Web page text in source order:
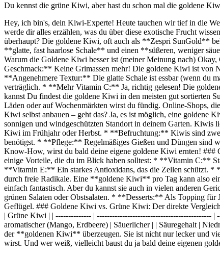
Du kennst die grüne Kiwi, aber hast du schon mal die goldene
Hey, ich bin's, dein Kiwi-Experte! Heute tauchen wir tief in die
werde dir alles erzählen, was du über diese exotische Frucht
überhaupt? Die goldene Kiwi, oft auch als **Zespri SunGold**
**glatte, fast haarlose Schale** und einen **süßeren, weniger
Warum die Goldene Kiwi besser ist (meiner Meinung nach)
Geschmack:** Keine Grimassen mehr! Die goldene Kiwi ist von
**Angenehmere Textur:** Die glatte Schale ist essbar (wenn du
verträglich. * **Mehr Vitamin C:** Ja, richtig gelesen! Die
kannst Du findest die goldene Kiwi in den meisten gut sortierten
Läden oder auf Wochenmärkten wirst du fündig. Online-Shops,
Kiwi selbst anbauen – geht das? Ja, es ist möglich, eine goldene
sonnigen und windgeschützten Standort in deinem Garten.
Kiwi im Frühjahr oder Herbst. * **Befruchtung:** Kiwis sind
benötigst. * **Pflege:** Regelmäßiges Gießen und Düngen sind
Know-How, wirst du bald deine eigene goldene Kiwi ernten! ###
einige Vorteile, die du im Blick haben solltest: * **Vitamin C:**
**Vitamin E:** Ein starkes Antioxidans, das die Zellen schützt. *
durch freie Radikale. Eine **goldene Kiwi** pro Tag kann also
einfach fantastisch. Aber du kannst sie auch in vielen anderen
grünen Salaten oder Obstsalaten. * **Desserts:** Als Topping
Geflügel. ### Goldene Kiwi vs. Grüne Kiwi: Der direkte
| Grüne Kiwi | | -------------- | --------------------------------------------- |
aromatischer (Mango, Erdbeere) | Säuerlicher | | Säuregehalt |
der **goldenen Kiwi** überzeugen. Sie ist nicht nur lecker und
wirst. Und wer weiß, vielleicht baust du ja bald deine eigenen